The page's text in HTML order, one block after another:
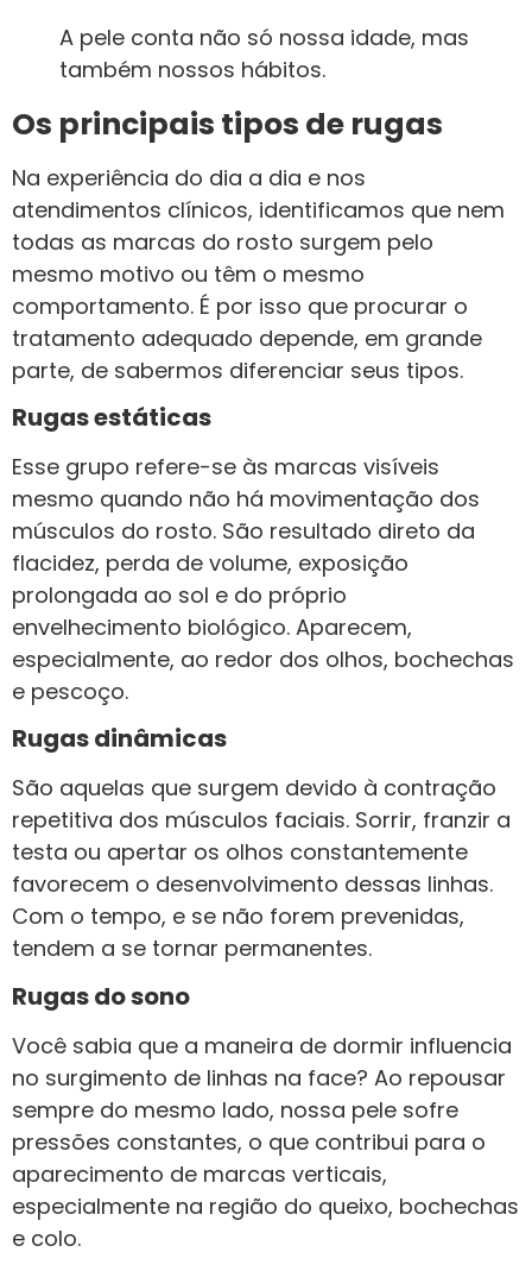
A pele conta não só nossa idade, mas
também nossos hábitos.
Os principais tipos de rugas
Na experiência do dia a dia e nos
atendimentos clínicos, identificamos que nem
todas as marcas do rosto surgem pelo
mesmo motivo ou têm o mesmo
comportamento. É por isso que procurar o
tratamento adequado depende, em grande
parte, de sabermos diferenciar seus tipos.
Rugas estáticas
Esse grupo refere-se às marcas visíveis
mesmo quando não há movimentação dos
músculos do rosto. São resultado direto da
flacidez, perda de volume, exposição
prolongada ao sol e do próprio
envelhecimento biológico. Aparecem,
especialmente, ao redor dos olhos, bochechas
e pescoço.
Rugas dinâmicas
São aquelas que surgem devido à contração
repetitiva dos músculos faciais. Sorrir, franzir a
testa ou apertar os olhos constantemente
favorecem o desenvolvimento dessas linhas.
Com o tempo, e se não forem prevenidas,
tendem a se tornar permanentes.
Rugas do sono
Você sabia que a maneira de dormir influencia
no surgimento de linhas na face? Ao repousar
sempre do mesmo lado, nossa pele sofre
pressões constantes, o que contribui para o
aparecimento de marcas verticais,
especialmente na região do queixo, bochechas
e colo.